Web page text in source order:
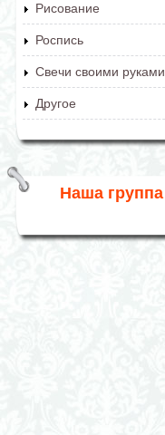
Рисование
Роспись
Свечи своими руками
Другое
Наша группа